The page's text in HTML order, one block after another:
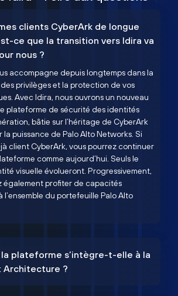
clients CyberArk de longue
ce que la transition vers Idira va
nous ?
accompagne depuis longtemps dans la
privilèges et la protection de vos
Avec Idira, nous ouvrons un nouveau
plateforme de sécurité des identités
bâtie sur l’héritage de CyberArk
la puissance de Palo Alto Networks. Si
client CyberArk, vous pourrez continuer
comme aujourd’hui. Seuls le
visuelle évolueront. Progressivement,
également profiter de capacités
l’ensemble du portefeuille Palo Alto
plateforme s’intègre-t-elle à la
Architecture ?